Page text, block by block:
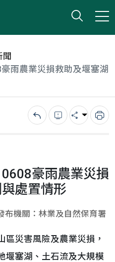
打開
小版
聞
雨農業災損救助及堰塞湖
回上一頁錯誤回報
分享 列
豪雨農業災損
處置情形
布機關：林業及自然保育署
災害風險及農業災損，
堰塞湖、土石流及大規模